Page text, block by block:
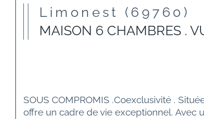
Limonest (69760)
MAISON 6 CHAMBRES .
SOUS COMPROMIS .Coexclusivité .
offre un cadre de vie exceptionnel. Avec